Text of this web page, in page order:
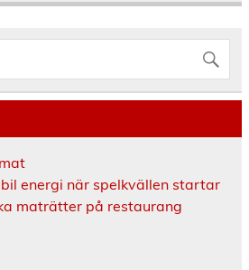
energi när spelkvällen startar
maträtter på restaurang